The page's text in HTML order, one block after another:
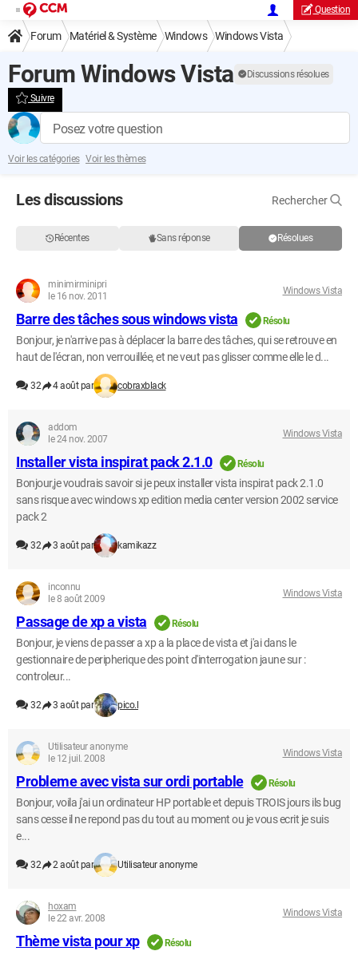
Question
Forum Matériel & Système Windows Windows Vista
Forum Windows Vista Discussions résolues
Suivre
Posez votre question
Voir les catégories Voir les thèmes
Les discussions Rechercher
Récentes Sans réponse Résolues
minimirminipri
le 16 nov. 2011
Windows Vista
Barre des tâches sous windows vista Résolu
Bonjour, je n'arrive pas à déplacer la barre des tâches, qui se retrouve en
haut de l'écran, non verrouillée, et ne veut pas glisser comme elle le d...
32 4 août par cobraxblack
addom
le 24 nov. 2007
Windows Vista
Installer vista inspirat pack 2.1.0 Résolu
Bonjour,je voudrais savoir si je peux installer vista inspirat pack 2.1.0
sans risque avec windows xp edition media center version 2002 service
pack 2
32 3 août par kamikazz
inconnu
le 8 août 2009
Windows Vista
Passage de xp a vista Résolu
Bonjour, je viens de passer a xp a la place de vista et j'ai dans le
gestionnaire de peripherique des point d'interrogation jaune sur :
controleur...
32 3 août par pico.l
Utilisateur anonyme
le 12 juil. 2008
Windows Vista
Probleme avec vista sur ordi portable Résolu
Bonjour, voila j'ai un ordinateur HP portable et depuis TROIS jours ils bug
sans cesse il ne repond pas du tout au moment ou je vous ecrit je suis
e...
32 2 août par Utilisateur anonyme
hoxam
le 22 avr. 2008
Windows Vista
Thème vista pour xp Résolu